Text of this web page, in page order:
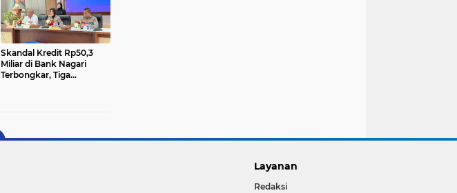
Skandal Kredit Rp50,3
Miliar di Bank Nagari
Terbongkar, Tiga
Layanan
Redaksi